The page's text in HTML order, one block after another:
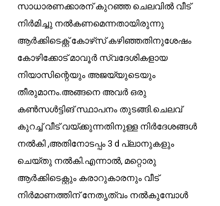
സാധാരണക്കാരന് കുറഞ്ഞ ചെലവില്‍ വീട്
നിര്‍മിച്ചു നല്‍കണമെന്നതായിരുന്നു
ആര്‍ക്കിടെക്റ്റ് കോഴ്‌സ് കഴിഞ്ഞതിനുശേഷം
കോഴിക്കോട് മാവൂർ സ്വദേശികളായ
നിയാസിന്റെയും അജയ്‌യുടെയും
തീരുമാനം.അങ്ങനെ അവർ ഒരു
കൺസൾട്ടിങ് സ്ഥാപനം തുടങ്ങി.ചെലവ്
കുറച്ച് വീട് വയ്ക്കുന്നതിനുള്ള നിർദേശങ്ങൾ
നൽകി ,അതിനോടപ്പം 3 d പ്ലാനുകളും
ചെയ്തു നൽകി.എന്നാല്‍, മറ്റൊരു
ആര്‍ക്കിടെക്റ്റും കരാറുകാരനും വീട്
നിര്‍മാണത്തിന് നേതൃത്വം നല്‍കുമ്പോള്‍